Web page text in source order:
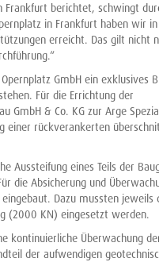
Frankfurt berichtet, schwingt
in Frankfurt haben wir in
erreicht. Das gilt nicht
GmbH ein exklusives
Für die Errichtung der
GmbH & Co. KG zur Arge
einer rückverankerten
Aussteifung eines Teils der
die Absicherung und
Dazu mussten jeweils
(2000 KN) eingesetzt werden.
kontinuierliche Überwachung
der aufwendigen